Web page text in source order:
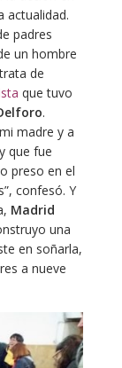
actualidad.
padres
un hombre
de
que tuvo
.
madre y a
que fue
preso en el
confesó. Y
Madrid
una
en soñarla,
a nueve